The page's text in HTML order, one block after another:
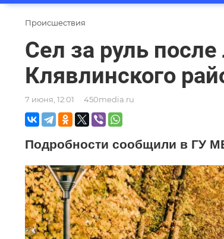
Происшествия
Сел за руль
Клявлинского
7 июня, 12:01 450media.ru
Подробности сообщили в ГУ